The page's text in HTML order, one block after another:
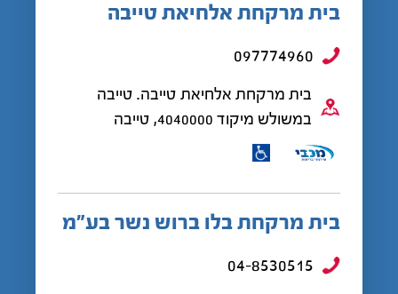
בית מרקחת אלחיאת טייבה
097774960
בית מרקחת אלחיאת טייבה. טייבה
במשולש מיקוד 4040000, טייבה
בית מרקחת בלו ברוש נשר בע"מ
04-8530515